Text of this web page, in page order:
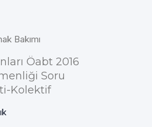
Bakımı
Öabt 2016
Soru
Kolektif